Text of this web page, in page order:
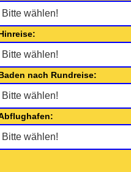
nach Rundreise: